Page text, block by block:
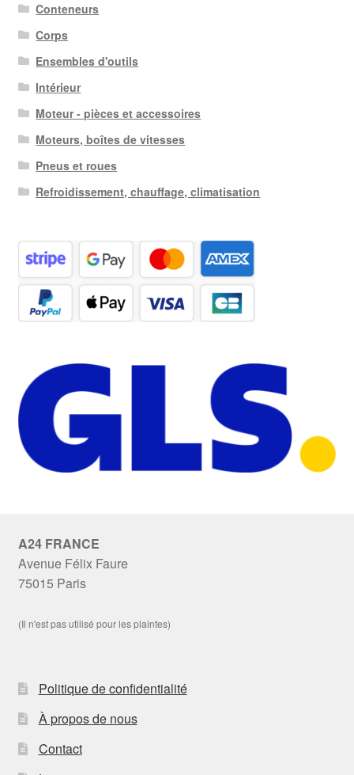
Conteneurs
Corps
Ensembles d'outils
Intérieur
Moteur - pièces et accessoires
Moteurs, boîtes de vitesses
Pneus et roues
Refroidissement, chauffage, climatisation
A24 FRANCE
Avenue Félix Faure
75015 Paris
(Il n'est pas utilisé pour les plaintes)
Politique de confidentialité
À propos de nous
Contact